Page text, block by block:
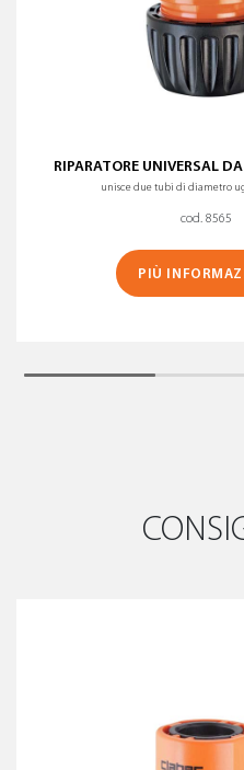
RIPARATORE UNIVERSAL
unisce due tubi di diametro
cod. 8565
PIÙ